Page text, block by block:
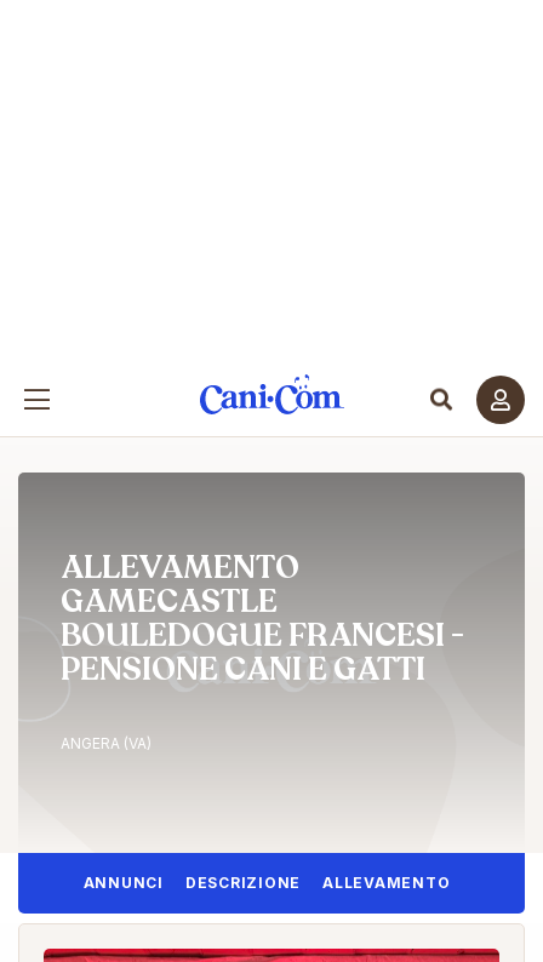
ALLEVAMENTO
GAMECASTLE
BOULEDOGUE FRANCESI -
PENSIONE CANI E GATTI
ANGERA (VA)
ANNUNCI DESCRIZIONE ALLEVAMENTO